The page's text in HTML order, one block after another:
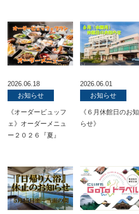
2026.06.18
お知らせ
《オーダービュッフ
ェ》オーダーメニュ
ー２０２６『夏』
2026.06.01
お知らせ
《６月休館日のお知
らせ》